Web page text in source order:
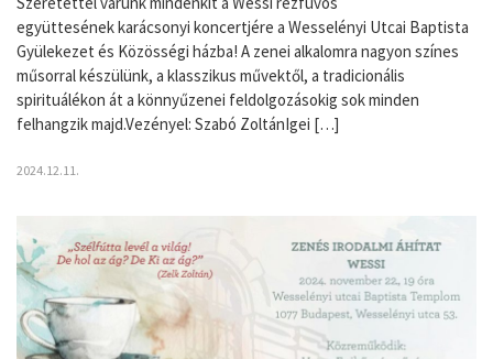
együttesének karácsonyi koncertjére a Wesselényi Utcai Baptista
Gyülekezet és Közösségi házba! A zenei alkalomra nagyon színes
műsorral készülünk, a klasszikus művektől, a tradicionális
spirituálékon át a könnyűzenei feldolgozásokig sok minden
felhangzik majd.Vezényel: Szabó ZoltánIgei […]
2024.12.11.